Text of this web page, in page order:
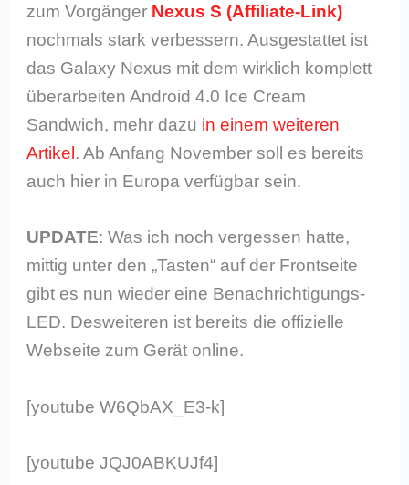
zum Vorgänger Nexus S
nochmals stark verbessern. Ausgestattet ist
das Galaxy Nexus mit dem wirklich komplett
überarbeiten Android 4.0 Ice Cream
Sandwich, mehr dazu in einem weiteren
Artikel. Ab Anfang November soll es bereits
auch hier in Europa verfügbar sein.
UPDATE: Was ich noch vergessen hatte,
mittig unter den „Tasten“ auf der Frontseite
gibt es nun wieder eine Benachrichtigungs-
LED. Desweiteren ist bereits die offizielle
Webseite zum Gerät online.
[youtube W6QbAX_E3-k]
[youtube JQJ0ABKUJf4]